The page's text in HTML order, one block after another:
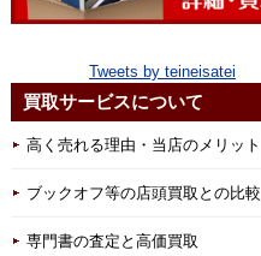
Tweets by teineisatei
買取サービスについて
高く売れる理由・当店のメリット
ブックオフ等の店頭買取との比較
専門書の査定と高価買取